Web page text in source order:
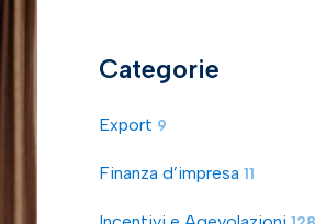
Categorie
Export 9
Finanza d’impresa 11